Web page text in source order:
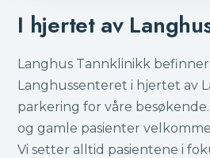
I hjertet av
Langhus Tannklinikk befinner
Langhussenteret i hjertet av
parkering for våre
og gamle pasienter
Vi setter alltid pasientene i